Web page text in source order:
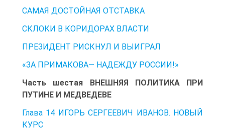
САМАЯ ДОСТОЙНАЯ ОТСТАВКА
СКЛОКИ В КОРИДОРАХ ВЛАСТИ
ПРЕЗИДЕНТ РИСКНУЛ И ВЫИГРАЛ
«ЗА ПРИМАКОВА— НАДЕЖДУ РОССИИ!»
Часть шестая ВНЕШНЯЯ ПОЛИТИКА ПРИ
ПУТИНЕ И МЕДВЕДЕВЕ
Глава 14 ИГОРЬ СЕРГЕЕВИЧ ИВАНОВ. НОВЫЙ
КУРС